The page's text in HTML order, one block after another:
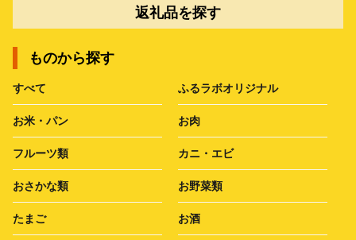
返礼品を探す
ものから探す
すべて ふるラボオリジナル
お米・パン お肉
フルーツ類 カニ・エビ
おさかな類 お野菜類
たまご お酒